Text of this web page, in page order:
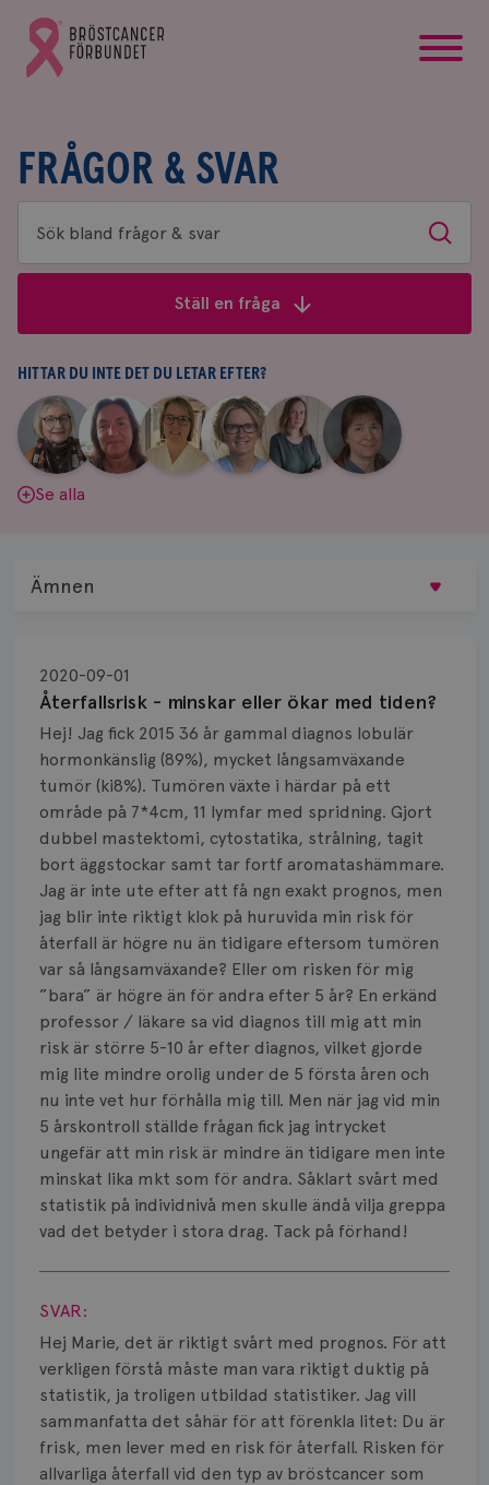
Gå
till
Bröstcancerförbundets
FRÅGOR & SVAR
Sök
bland
&
svar
Sök
Ställ en fråga
HITTAR DU INTE DET DU LETAR EFTER?
Aina
Johnsson
|
Anne
Andersson
Fredrika
Killander
|
Jeanette
Bäcklund
|
Maria
Edegran
|
Yvette
Andersson
Se alla
Återfallsrisk - minskar eller ökar med tiden?
2020-09-01
Hej! Jag fick 2015 36 år gammal diagnos lobulär
hormonkänslig (89%), mycket långsamväxande
tumör (ki8%). Tumören växte i härdar på ett
område på 7*4cm, 11 lymfar med spridning. Gjort
dubbel mastektomi, cytostatika, strålning, tagit
bort äggstockar samt tar fortf aromatashämmare.
Jag är inte ute efter att få ngn exakt prognos, men
jag blir inte riktigt klok på huruvida min risk för
återfall är högre nu än tidigare eftersom tumören
var så långsamväxande? Eller om risken för mig
”bara” är högre än för andra efter 5 år? En erkänd
professor / läkare sa vid diagnos till mig att min
risk är större 5-10 år efter diagnos, vilket gjorde
mig lite mindre orolig under de 5 första åren och
nu inte vet hur förhålla mig till. Men när jag vid min
5 årskontroll ställde frågan fick jag intrycket
ungefär att min risk är mindre än tidigare men inte
minskat lika mkt som för andra. Såklart svårt med
statistik på individnivå men skulle ändå vilja greppa
vad det betyder i stora drag. Tack på förhand!
Visa svar
SVAR:
Hej Marie, det är riktigt svårt med prognos. För att
verkligen förstå måste man vara riktigt duktig på
statistik, ja troligen utbildad statistiker. Jag vill
sammanfatta det såhär för att förenkla litet: Du är
frisk, men lever med en risk för återfall. Risken för
allvarliga återfall vid den typ av bröstcancer som
Ämnen
Biopsi
Biverkningar
Bröstvårta
Knöl
Läkemedel
Typ av bröstcancer
Smärta
Prognos
Risker
Spridd bröstcancer
Strålning
Vätska